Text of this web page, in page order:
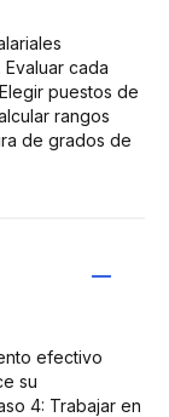
cada
puestos de
rangos
de grados de
efectivo
su
4: Trabajar en